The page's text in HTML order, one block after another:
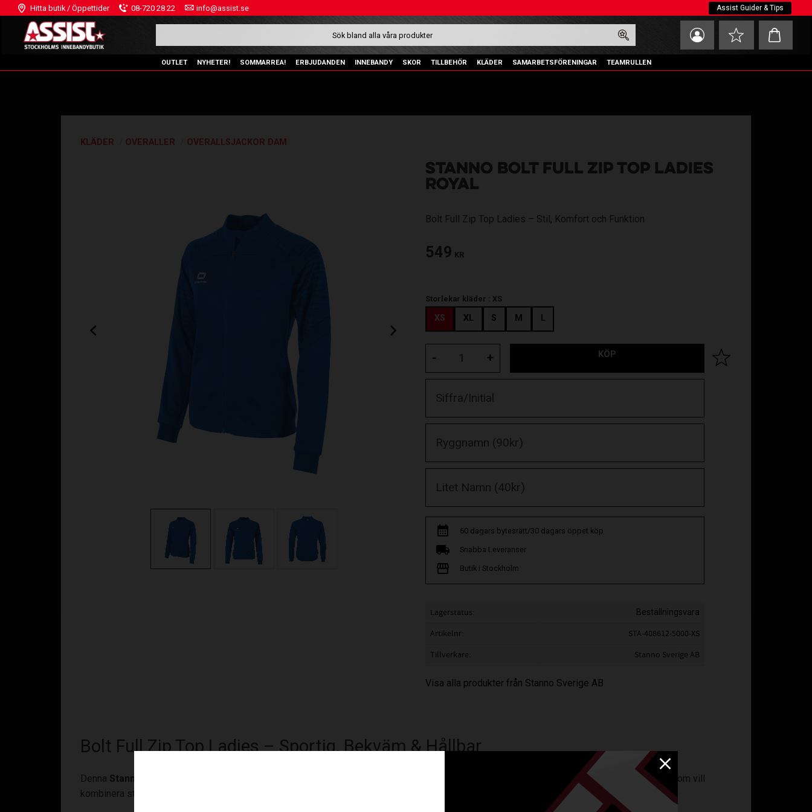
Hitta butik / Öppettider 08-720 28 22 info@assist.se Assist Guider & Tips
Favoriter
Kundvagn
OUTLET NYHETER! SOMMARREA! ERBJUDANDEN INNEBANDY SKOR TILLBEHÖR KLÄDER SAMARBETSFÖRENINGAR TEAMRULLEN
KLÄDER OVERALLER OVERALLSJACKOR DAM
STANNO BOLT FULL ZIP TOP LADIES
ROYAL
Bolt Full Zip Top Ladies – Stil, Komfort och Funktion
549 KR
Storlekar kläder : XS
XS XL S M L
+
- KÖP Lägg till i favoriter
60 dagars bytesrätt/30 dagars öppet köp
Snabba Leveranser
Butik i Stockholm
Lagerstatus Beställningsvara
Artikelnr
STA-408612-5000-XS
Tillverkare
Stanno Sverige AB
Visa alla produkter från Stanno Sverige AB
Bolt Full Zip Top Ladies – Sportig, Bekväm & Hållbar
Denna Stanno Full Zip Top
, precis som resten av Bolt-serien. En dammodell som är perfekt för idrottare som vill
kombinera stil med funktion. Tillverkad i 100% återvunnen polyester.